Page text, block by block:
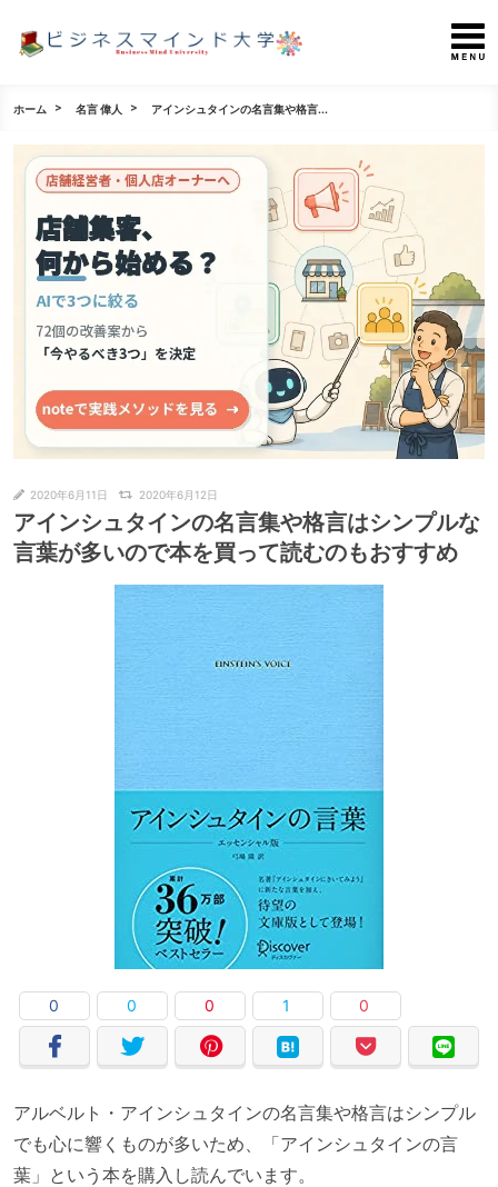
ホーム 名言 偉人 アインシュタインの名言集や格言...
2020年6月11日 2020年6月12日
アインシュタインの名言集や格言はシンプルな
言葉が多いので本を買って読むのもおすすめ
0 0 0 1 0
アルベルト・アインシュタインの名言集や格言はシンプル
でも心に響くものが多いため、「アインシュタインの言
葉」という本を購入し読んでいます。